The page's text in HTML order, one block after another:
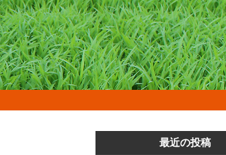
最近の投稿